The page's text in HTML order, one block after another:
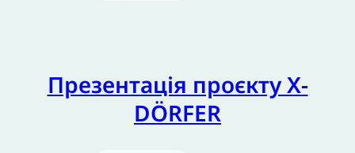
Презентація проєкту X-
DÖRFER